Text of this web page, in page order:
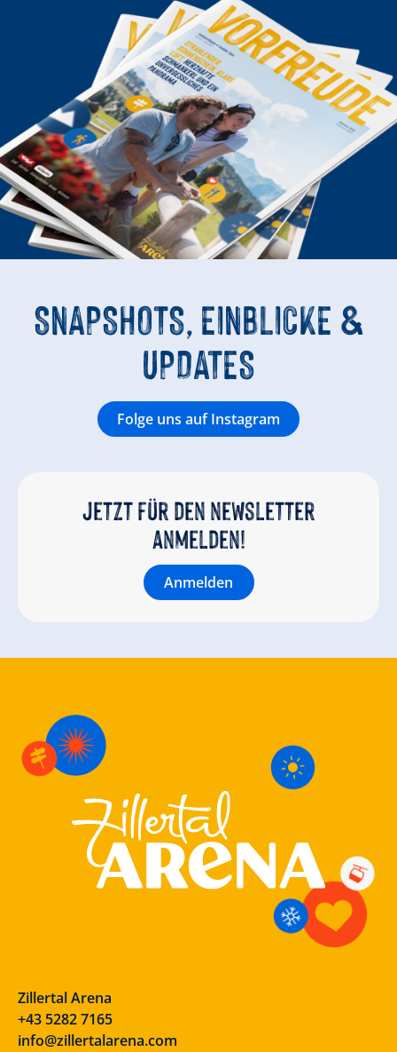
SNAPSHOTS, EINBLICKE &
UPDATES
Folge uns auf Instagram
Jetzt für den newsletter
anmelden!
Anmelden
Zillertal Arena
+43 5282 7165
info@zillertalarena.com